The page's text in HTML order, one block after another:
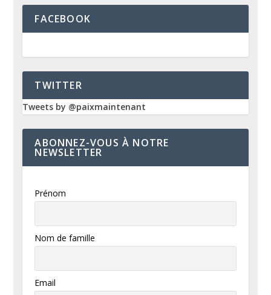
FACEBOOK
TWITTER
Tweets by @paixmaintenant
ABONNEZ-VOUS À NOTRE
NEWSLETTER
Prénom
Nom de famille
Email